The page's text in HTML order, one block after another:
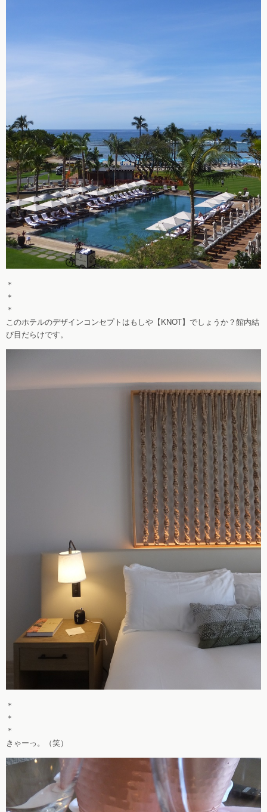
＊
＊
＊
このホテルのデザインコンセプトはもしや【KNOT】でしょうか？館内結
び目だらけです。
＊
＊
＊
きゃーっ。（笑）